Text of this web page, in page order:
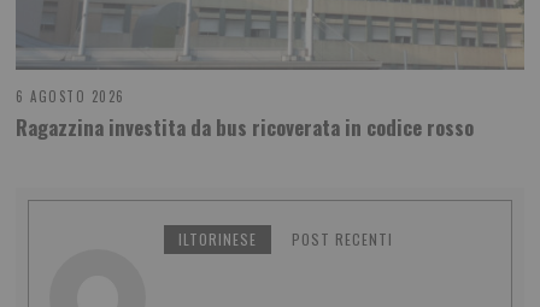
6 AGOSTO 2026
Ragazzina investita da bus ricoverata in codice rosso
ILTORINESE POST RECENTI